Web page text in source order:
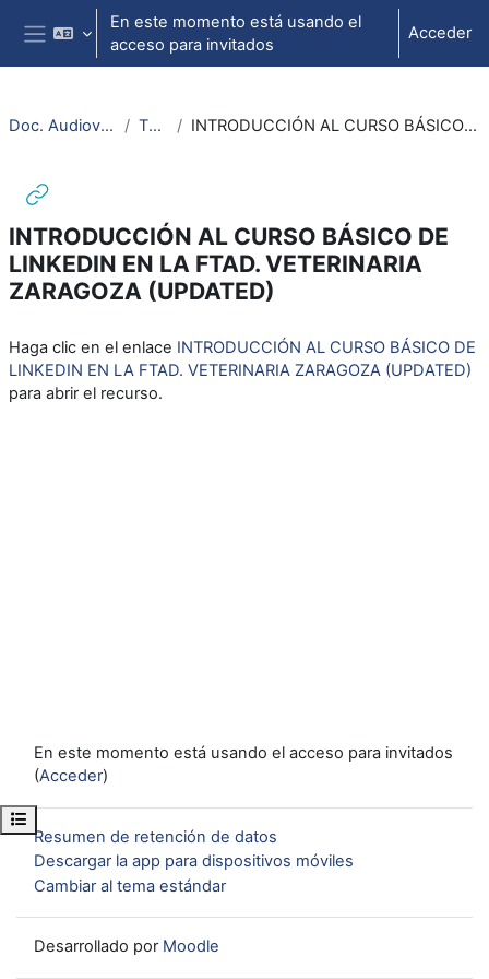
Salta al contenido principal
Panel lateral
En este momento está usando el
acceso para invitados
Acceder
Abrir índice del curso
Doc. Audiovisuales Veterinaria CCSS TUTORIALES INTRODUCCIÓN AL CURSO BÁSICO DE LINKEDIN EN LA FTAD. VETERINARIA ZARAGOZA (UPDATED)
INTRODUCCIÓN AL CURSO BÁSICO DE
LINKEDIN EN LA FTAD. VETERINARIA
ZARAGOZA (UPDATED)
Haga clic en el enlace INTRODUCCIÓN AL CURSO BÁSICO DE
LINKEDIN EN LA FTAD. VETERINARIA ZARAGOZA (UPDATED)
para abrir el recurso.
En este momento está usando el acceso para invitados
(Acceder)
Resumen de retención de datos
Descargar la app para dispositivos móviles
Cambiar al tema estándar
Desarrollado por Moodle